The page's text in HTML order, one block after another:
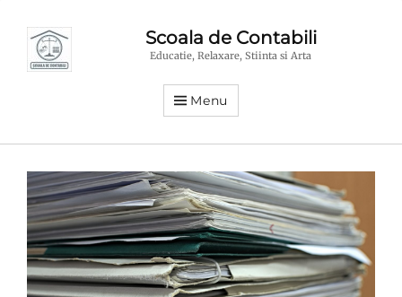
Scoala de Contabili
Educatie, Relaxare, Stiinta si Arta
Menu